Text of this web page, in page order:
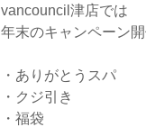
vancouncil津店では
年末のキャンペーン
・ありがとうスパ
・クジ引き
・福袋